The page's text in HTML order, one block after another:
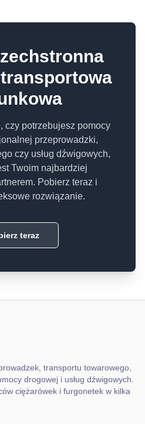
czy potrzebujesz pomocy
przeprowadzki,
czy usług dźwigowych,
Twoim najbardziej
Pobierz teraz i
rozwiązanie.
teraz
transportu towarowego,
drogowej i usług dźwigowych.
ciężarówek i furgonetek w kilka